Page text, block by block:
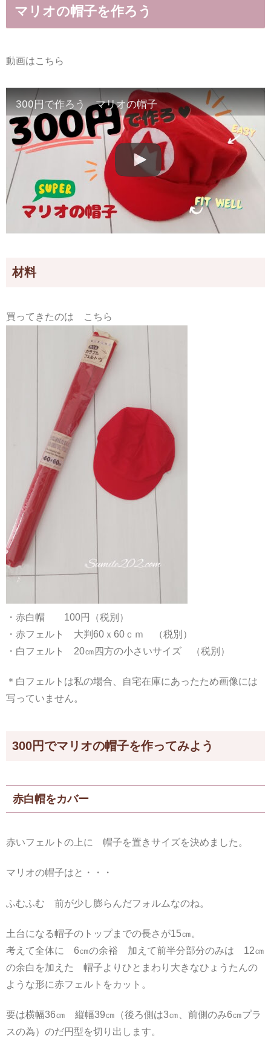
マリオの帽子を作ろう
動画はこちら
300円で作ろう マリオの帽子
材料
買ってきたのは こちら
・赤白帽 100円（税別）
・赤フェルト 大判60ｘ60ｃｍ （税別）
・白フェルト 20㎝四方の小さいサイズ （税別）
＊白フェルトは私の場合、自宅在庫にあったため画像には
写っていません。
300円でマリオの帽子を作ってみよう
赤白帽をカバー
赤いフェルトの上に 帽子を置きサイズを決めました。
マリオの帽子はと・・・
ふむふむ 前が少し膨らんだフォルムなのね。
土台になる帽子のトップまでの長さが15㎝。
考えて全体に 6㎝の余裕 加えて前半分部分のみは 12㎝
の余白を加えた 帽子よりひとまわり大きなひょうたんの
ような形に赤フェルトをカット。
要は横幅36㎝ 縦幅39㎝（後ろ側は3㎝、前側のみ6㎝プラ
スの為）のだ円型を切り出します。